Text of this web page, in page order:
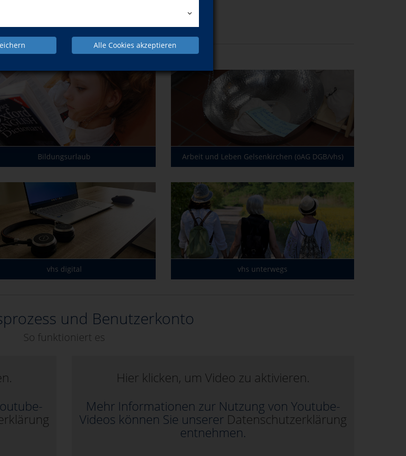
Alle Cookies akzeptieren
Bildungsurlaub Arbeit und Leben Gelsenkirchen (öAG DGB/vhs)
vhs digital vhs unterwegs
und Benutzerkonto
So funktioniert es
Hier klicken, um Video zu aktivieren.
Mehr Informationen zur Nutzung von Youtube-
Videos können Sie unserer Datenschutzerklärung
entnehmen.